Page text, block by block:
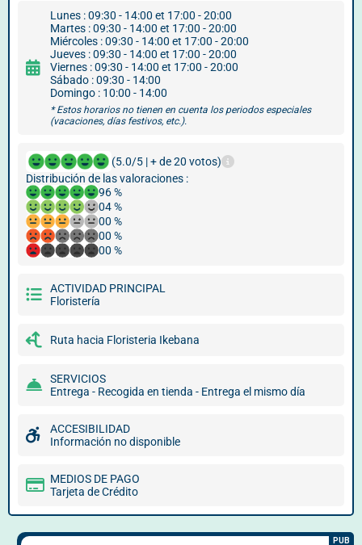
Lunes : 09:30 - 14:00 et 17:00 - 20:00
Martes : 09:30 - 14:00 et 17:00 - 20:00
Miércoles : 09:30 - 14:00 et 17:00 - 20:00
Jueves : 09:30 - 14:00 et 17:00 - 20:00
Viernes : 09:30 - 14:00 et 17:00 - 20:00
Sábado : 09:30 - 14:00
Domingo : 10:00 - 14:00
* Estos horarios no tienen en cuenta los periodos especiales
(vacaciones, días festivos, etc.).
(5.0/5 | + de 20 votos)
Distribución de las valoraciones :
96 %
04 %
00 %
00 %
00 %
ACTIVIDAD PRINCIPAL
Floristería
Ruta hacia Floristeria Ikebana
SERVICIOS
Entrega - Recogida en tienda - Entrega el mismo día
ACCESIBILIDAD
Información no disponible
MEDIOS DE PAGO
Tarjeta de Crédito